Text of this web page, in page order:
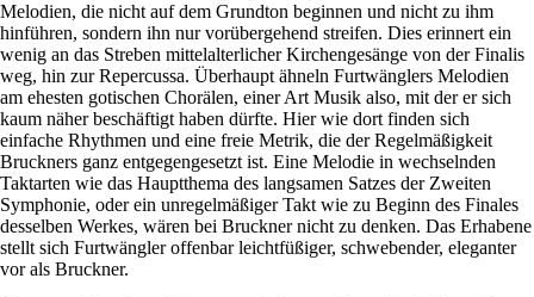
Melodien, die nicht auf dem Grundton beginnen und nicht zu ihm
hinführen, sondern ihn nur vorübergehend streifen. Dies erinnert ein
wenig an das Streben mittelalterlicher Kirchengesänge von der Finalis
weg, hin zur Repercussa. Überhaupt ähneln Furtwänglers Melodien
am ehesten gotischen Chorälen, einer Art Musik also, mit der er sich
kaum näher beschäftigt haben dürfte. Hier wie dort finden sich
einfache Rhythmen und eine freie Metrik, die der Regelmäßigkeit
Bruckners ganz entgegengesetzt ist. Eine Melodie in wechselnden
Taktarten wie das Hauptthema des langsamen Satzes der Zweiten
Symphonie, oder ein unregelmäßiger Takt wie zu Beginn des Finales
desselben Werkes, wären bei Bruckner nicht zu denken. Das Erhabene
stellt sich Furtwängler offenbar leichtfüßiger, schwebender, eleganter
vor als Bruckner.